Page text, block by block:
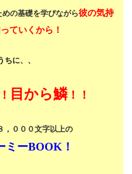
の基礎を学びながら彼の気持
ていくから！
ちに、、
目から鱗！！
，０００文字以上の
ミーBOOK！